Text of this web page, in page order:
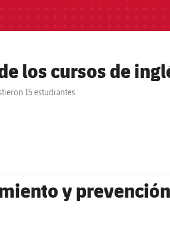
los cursos de
15 estudiantes.
y